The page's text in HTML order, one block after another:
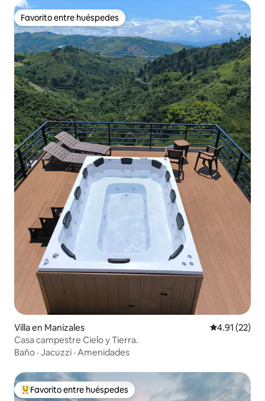
Favorito entre huéspedes
Favorito entre huéspedes
Villa en Manizales Calificación
4.91 (22)
Casa campestre Cielo y Tierra.
Baño · Jacuzzi · Amenidades
De los mejores en Favorito entre huéspedes
Favorito entre huéspedes